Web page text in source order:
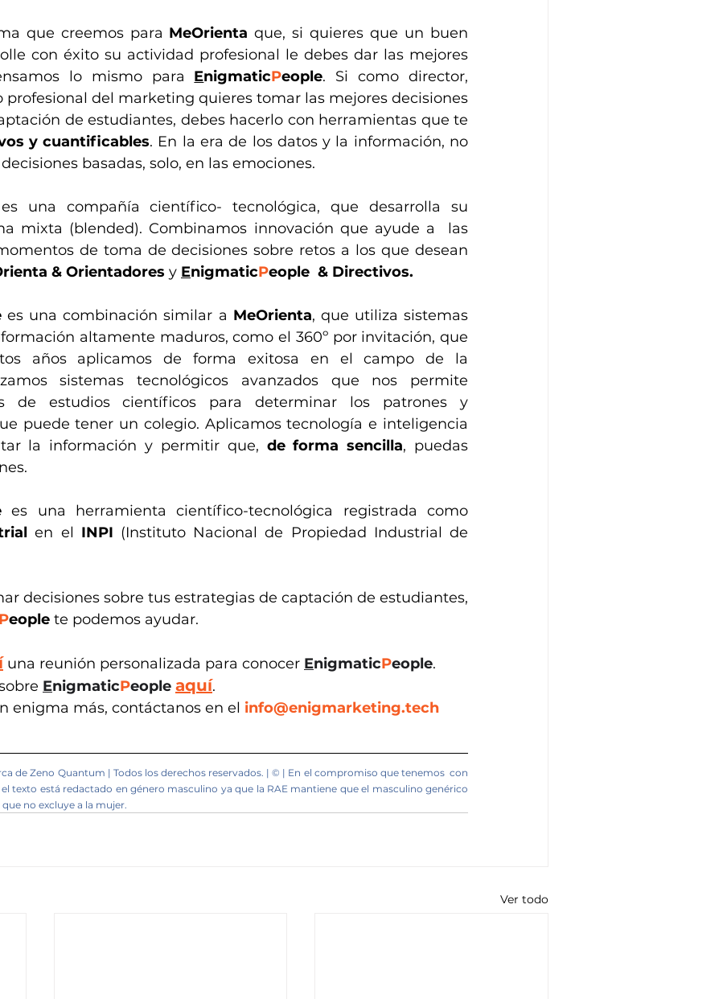
que creemos para MeOrienta que, si quieres que un buen
con éxito su actividad profesional le debes dar las mejores
lo mismo para EnigmaticPeople. Si como director,
profesional del marketing quieres tomar las mejores decisiones
de estudiantes, debes hacerlo con herramientas que te
y cuantificables. En la era de los datos y la información, no
basadas, solo, en las emociones.
una compañía científico- tecnológica, que desarrolla su
mixta (blended). Combinamos innovación que ayude a  las
de toma de decisiones sobre retos a los que desean
& Orientadores y EnigmaticPeople & Directivos.
es una combinación similar a MeOrienta, que utiliza sistemas
altamente maduros, como el 360º por invitación, que
años aplicamos de forma exitosa en el campo de la
sistemas tecnológicos avanzados que nos permite
de estudios científicos para determinar los patrones y
puede tener un colegio. Aplicamos tecnología e inteligencia
la información y permitir que, de forma sencilla, puedas
en el INPI (Instituto Nacional de Propiedad Industrial de
decisiones sobre tus estrategias de captación de estudiantes,
People te podemos ayudar.
una reunión personalizada para conocer EnigmaticPeople.
EnigmaticPeople aquí.
enigma más, contáctanos en el info@enigmarketing.tech
de Zeno Quantum | Todos los derechos reservados. | © | En el compromiso que tenemos  con
el texto está redactado en género masculino ya que la RAE mantiene que el masculino genérico
no excluye a la mujer.
Ver todo